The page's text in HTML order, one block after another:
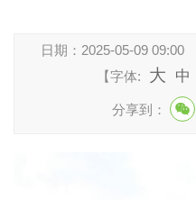
日期： 2025-05-09 09:00
【字体:
大 中
分享到：